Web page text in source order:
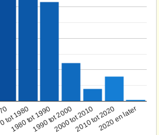
1980
1980 tot 19901990 tot 20002000 tot 20102010 tot 20202020 en later